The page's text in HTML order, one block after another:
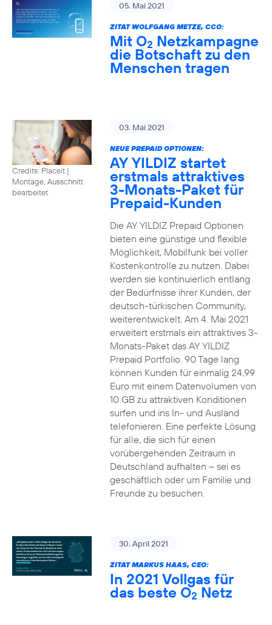
05. Mai 2021
ZITAT WOLFGANG METZE, CCO:
Mit O2 Netzkampagne
die Botschaft zu den
Menschen tragen
Credits: Placeit |
Montage, Ausschnitt
bearbeitet
03. Mai 2021
NEUE PREPAID OPTIONEN:
AY YILDIZ startet
erstmals attraktives
3-Monats-Paket für
Prepaid-Kunden
Die AY YILDIZ Prepaid Optionen
bieten eine günstige und flexible
Möglichkeit, Mobilfunk bei voller
Kostenkontrolle zu nutzen. Dabei
werden sie kontinuierlich entlang
der Bedürfnisse ihrer Kunden, der
deutsch-türkischen Community,
weiterentwickelt. Am 4. Mai 2021
erweitert erstmals ein attraktives 3-
Monats-Paket das AY YILDIZ
Prepaid Portfolio. 90 Tage lang
können Kunden für einmalig 24,99
Euro mit einem Datenvolumen von
10 GB zu attraktiven Konditionen
surfen und ins In- und Ausland
telefonieren. Eine perfekte Lösung
für alle, die sich für einen
vorübergehenden Zeitraum in
Deutschland aufhalten – sei es
geschäftlich oder um Familie und
Freunde zu besuchen.
30. April 2021
ZITAT MARKUS HAAS, CEO:
In 2021 Vollgas für
das beste O2 Netz